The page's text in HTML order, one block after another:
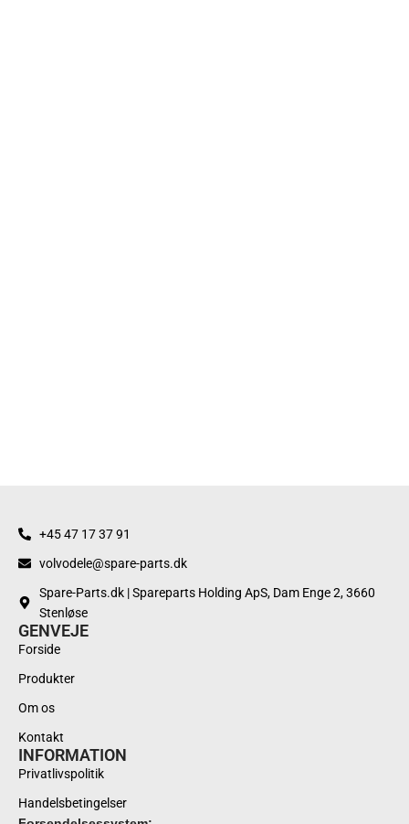
+45 47 17 37 91
volvodele@spare-parts.dk
Spare-Parts.dk | Spareparts Holding ApS, Dam Enge 2, 3660
Stenløse
GENVEJE
Forside
Produkter
Om os
Kontakt
INFORMATION
Privatlivspolitik
Handelsbetingelser